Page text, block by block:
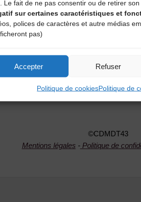
Le fait de ne pas consentir ou de retirer
sur certaines caractéristiques et
polices de caractères et autre médias
pas)
Accepter Refuser
Politique de cookiesPolitique de
dans la vie d’une
présence !
Lire l'article"Assemblée
Générale
du
©CDMDT43
Mentions légales -Politique de